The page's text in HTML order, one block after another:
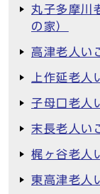
丸子多摩川
の家）
高津老人い
上作延老人
子母口老人
末長老人い
梶ヶ谷老人
東高津老人